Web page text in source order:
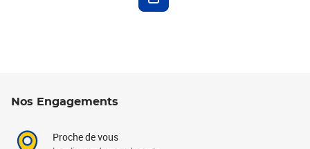
Nos Engagements
Proche de vous